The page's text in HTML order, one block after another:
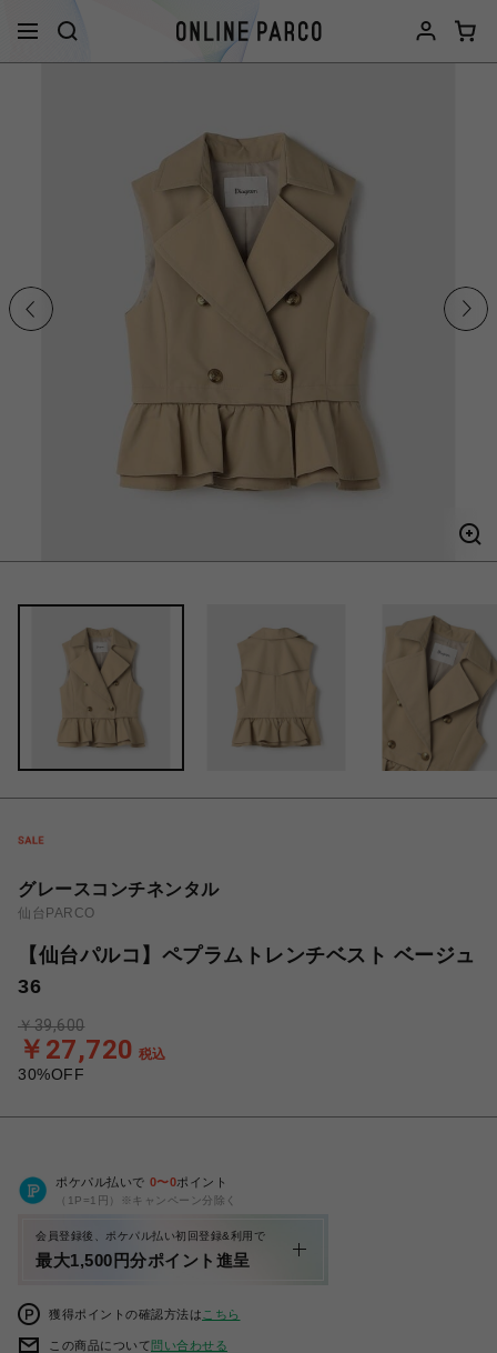
グレースコンチネンタル
仙台PARCO
【仙台パルコ】ペプラムトレンチベスト ベージュ
36
30%OFF
￥27,720 税込
￥39,600
ポケパル払いで 0〜0ポイント
（1P=1円）※キャンペーン分除く
会員登録後、ポケパル払い初回登録&利用で
最大1,500円分ポイント進呈
獲得ポイントの確認方法は こちら
この商品について問い合わせる